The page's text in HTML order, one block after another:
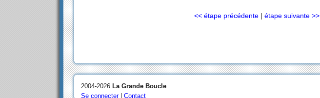
<< étape précédente |étape suivante >>
2004-2026 La Grande Boucle
Se connecter|Contact